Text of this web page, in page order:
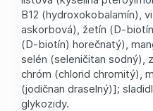
B12 (hydroxokobalamín),
askorbová), žetín (D-
(D-biotín) horečnatý),
selén (seleničitan sodný),
chróm (chlorid chromitý),
(jodičnan draselný)];
glykozidy.